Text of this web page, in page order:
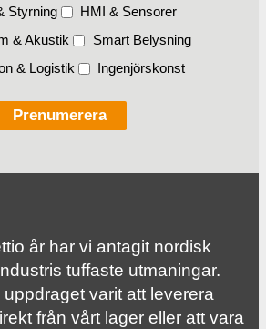
Styrning
HMI & Sensorer
& Akustik
Smart Belysning
& Logistik
Ingenjörskonst
år har vi antagit nordisk
tuffaste utmaningar.
varit att leverera
från vårt lager eller att vara